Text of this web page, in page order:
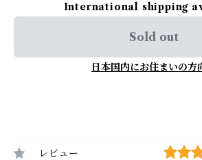
International shipping
Sold out
日本国内にお住まいの方
レビュー